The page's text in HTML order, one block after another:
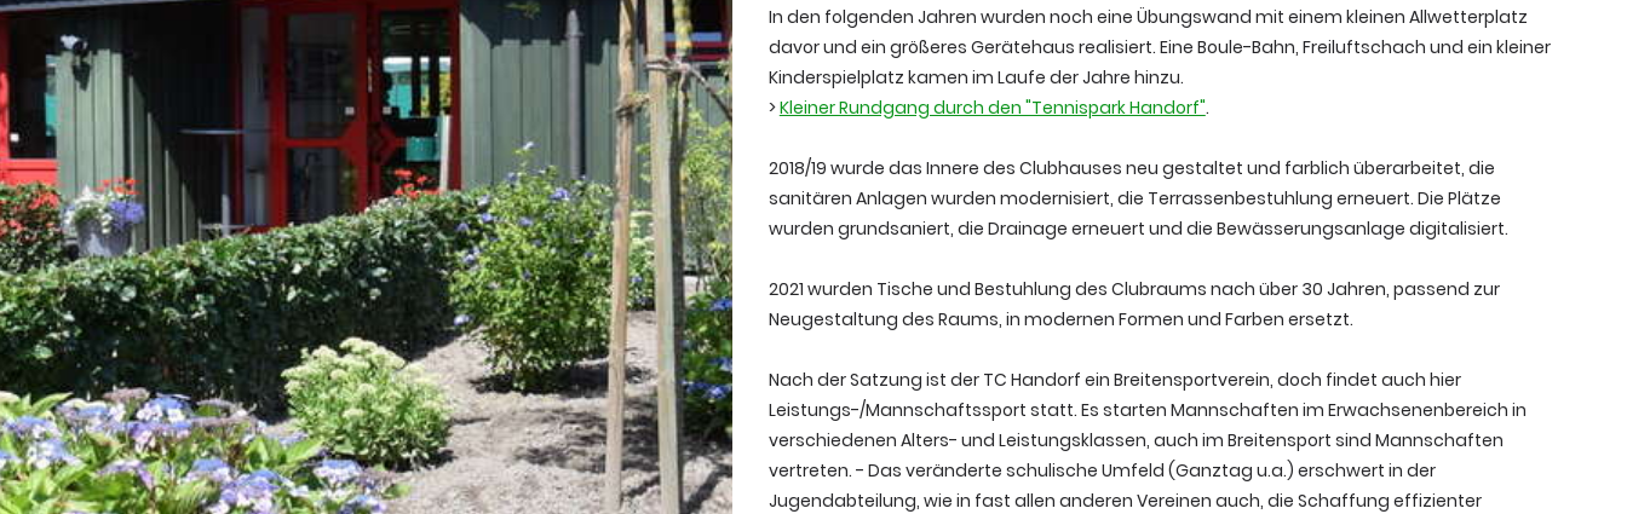
In den folgenden Jahren wurden noch eine Übungswand mit einem kleinen Allwetterplatz
davor und ein größeres Gerätehaus realisiert. Eine Boule-Bahn, Freiluftschach und ein kleiner
Kinderspielplatz kamen im Laufe der Jahre hinzu.
>Kleiner Rundgang durch den "Tennispark Handorf".
2018/19 wurde das Innere des Clubhauses neu gestaltet und farblich überarbeitet, die
sanitären Anlagen wurden modernisiert, die Terrassenbestuhlung erneuert. Die Plätze
wurden grundsaniert, die Drainage erneuert und die Bewässerungsanlage digitalisiert.
2021 wurden Tische und Bestuhlung des Clubraums nach über 30 Jahren, passend zur
Neugestaltung des Raums, in modernen Formen und Farben ersetzt.
Nach der Satzung ist der TC Handorf ein Breitensportverein, doch findet auch hier
Leistungs-/Mannschaftssport statt. Es starten Mannschaften im Erwachsenenbereich in
verschiedenen Alters- und Leistungsklassen, auch im Breitensport sind Mannschaften
vertreten. - Das veränderte schulische Umfeld (Ganztag u.a.) erschwert in der
Jugendabteilung, wie in fast allen anderen Vereinen auch, die Schaffung effizienter